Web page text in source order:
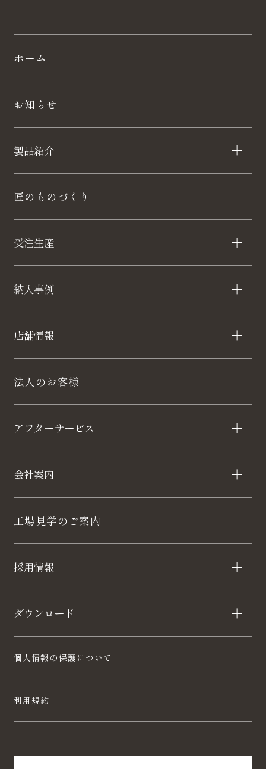
ホーム
お知らせ
製品紹介
匠のものづくり
受注生産
納入事例
店舗情報
法人のお客様
アフターサービス
会社案内
工場見学のご案内
採用情報
ダウンロード
個人情報の保護について
利用規約